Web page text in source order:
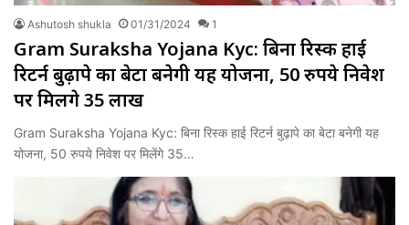
Ashutosh shukla 01/31/2024 1
Gram Suraksha Yojana Kyc: बिना रिस्क हाई
रिटर्न बुढ़ापे का बेटा बनेगी यह योजना, 50 रुपये निवेश
पर मिलेंगे 35 लाख
Gram Suraksha Yojana Kyc: बिना रिस्क हाई रिटर्न बुढ़ापे का बेटा बनेगी यह
योजना, 50 रुपये निवेश पर मिलेंगे 35…